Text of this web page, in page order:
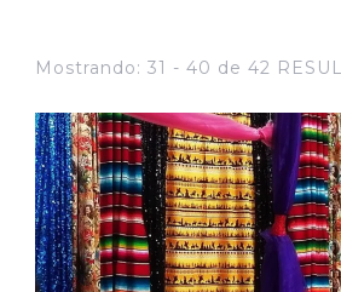
Mostrando: 31 - 40 de 42